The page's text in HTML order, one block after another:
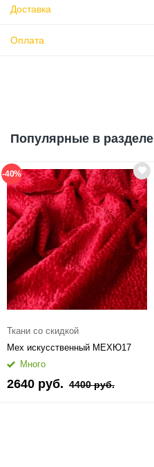
Доставка
Оплата
Популярные в разделе
-40%
Ткани со скидкой
Мех искусственный МЕХЮ17
Много
2640 руб. 4400 руб.